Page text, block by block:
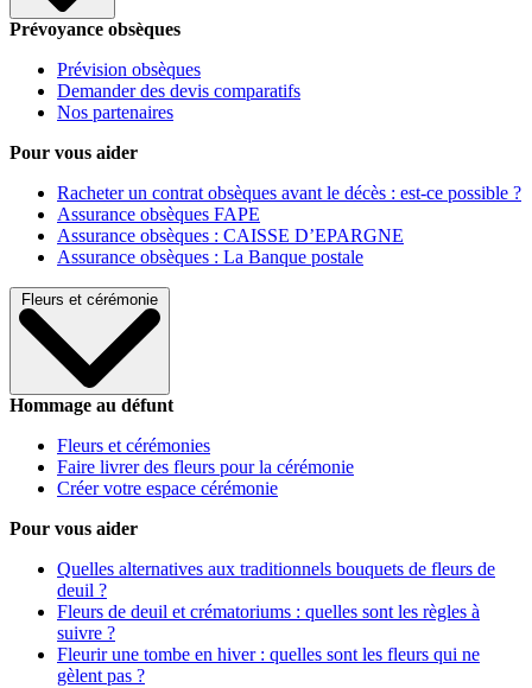
Prévoyance obsèques
Prévision obsèques
Demander des devis comparatifs
Nos partenaires
Pour vous aider
Racheter un contrat obsèques avant le décès : est-ce possible ?
Assurance obsèques FAPE
Assurance obsèques : CAISSE D’EPARGNE
Assurance obsèques : La Banque postale
Fleurs et cérémonie
Hommage au défunt
Fleurs et cérémonies
Faire livrer des fleurs pour la cérémonie
Créer votre espace cérémonie
Pour vous aider
Quelles alternatives aux traditionnels bouquets de fleurs de
deuil ?
Fleurs de deuil et crématoriums : quelles sont les règles à
suivre ?
Fleurir une tombe en hiver : quelles sont les fleurs qui ne
gèlent pas ?